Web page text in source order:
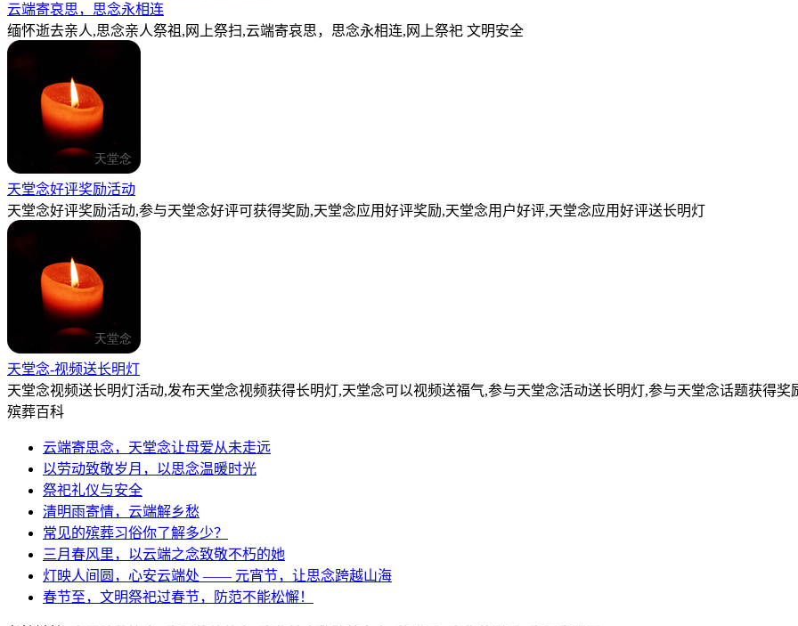
云端寄哀思，思念永相连
缅怀逝去亲人,思念亲人祭祖,网上祭扫,云端寄哀思，思念永相连,网上祭祀 文明安全
天堂念好评奖励活动
天堂念好评奖励活动,参与天堂念好评可获得奖励,天堂念应用好评奖励,天堂念用户好评,天堂念应用好评送长明灯
天堂念-视频送长明灯
天堂念视频送长明灯活动,发布天堂念视频获得长明灯,天堂念可以视频送福气,参与天堂念活动送长明灯,参与天堂念话题获得奖
殡葬百科
云端寄思念，天堂念让母爱从未走远
以劳动致敬岁月，以思念温暖时光
祭祀礼仪与安全
清明雨寄情，云端解乡愁
常见的殡葬习俗你了解多少？
三月春风里，以云端之念致敬不朽的她
灯映人间圆，心安云端处 —— 元宵节，让思念跨越山海
春节至，文明祭祀过春节，防范不能松懈！